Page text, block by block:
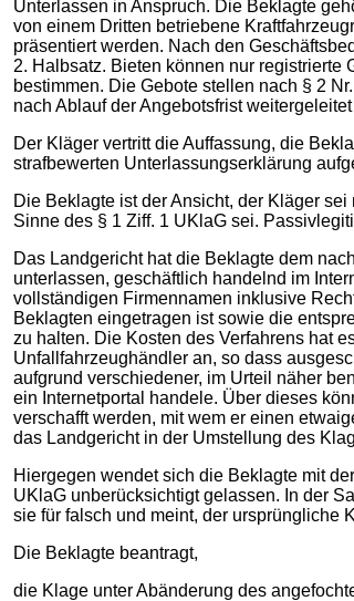
Unterlassen in Anspruch. Die Beklagte
von einem Dritten betriebene
präsentiert werden. Nach den
2. Halbsatz. Bieten können nur
bestimmen. Die Gebote stellen nach § 2
nach Ablauf der Angebotsfrist
Der Kläger vertritt die Auffassung, die
strafbewerten Unterlassungserklärung
Die Beklagte ist der Ansicht, der Kläger
Sinne des § 1 Ziff. 1 UKlaG sei.
Das Landgericht hat die Beklagte dem
unterlassen, geschäftlich handelnd im
vollständigen Firmennamen inklusive
Beklagten eingetragen ist sowie die
zu halten. Die Kosten des Verfahrens hat
Unfallfahrzeughändler an, so dass
aufgrund verschiedener, im Urteil näher
ein Internetportal handele. Über dieses
verschafft werden, mit wem er einen
das Landgericht in der Umstellung des
Hiergegen wendet sich die Beklagte mit
UKlaG unberücksichtigt gelassen. In der
sie für falsch und meint, der ursprüngliche
Die Beklagte beantragt,
die Klage unter Abänderung des